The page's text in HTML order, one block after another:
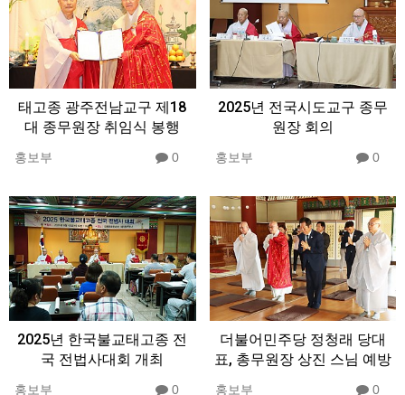
태고종 광주전남교구 제18
대 종무원장 취임식 봉행
홍보부 0
2025년 전국시도교구 종무
원장 회의
홍보부 0
2025년 한국불교태고종 전
국 전법사대회 개최
홍보부 0
더불어민주당 정청래 당대
표, 총무원장 상진 스님 예방
홍보부 0